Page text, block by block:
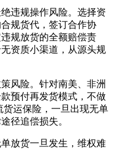
违规操作风险。选择资
规货代，签订合作协
规放货的全额赔偿责
资质小渠道，从源头规
险。针对南美、非洲
预付再发货模式，不做
运保险，一旦出现无单
径追偿损失。
放货一旦发生，维权难